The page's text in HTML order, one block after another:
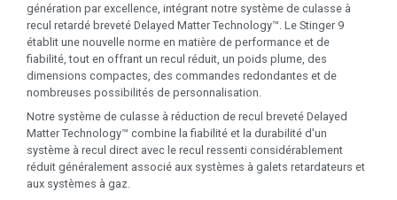
génération par excellence, intégrant notre système de culasse à
recul retardé breveté Delayed Matter Technology™. Le Stinger 9
établit une nouvelle norme en matière de performance et de
fiabilité, tout en offrant un recul réduit, un poids plume, des
dimensions compactes, des commandes redondantes et de
nombreuses possibilités de personnalisation.
Notre système de culasse à réduction de recul breveté Delayed
Matter Technology™ combine la fiabilité et la durabilité d'un
système à recul direct avec le recul ressenti considérablement
réduit généralement associé aux systèmes à galets retardateurs et
aux systèmes à gaz.